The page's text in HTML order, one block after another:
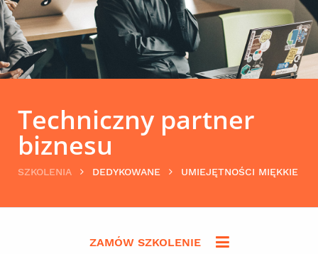
Techniczny partner
biznesu
SZKOLENIA DEDYKOWANE UMIEJĘTNOŚCI MIĘKKIE
ZAMÓW SZKOLENIE